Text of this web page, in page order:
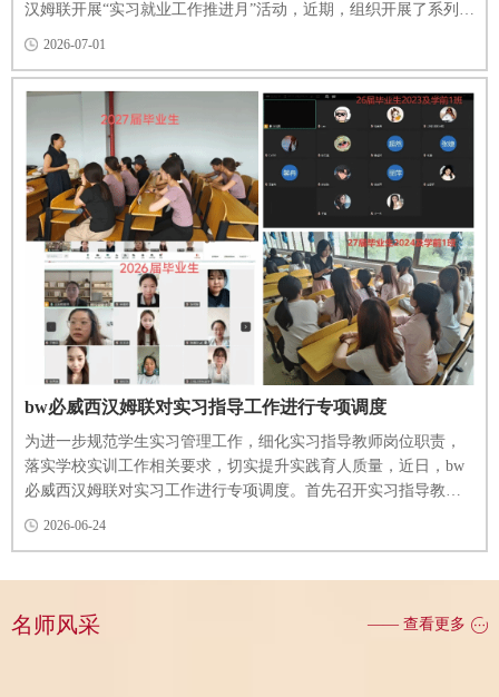
汉姆联开展“实习就业工作推进月”活动，近期，组织开展了系列企
业专场招聘宣讲活动。邀请山东银座·英才幼儿园（集团）、山东
省内外知名幼教机构先后来校，为bw必威西汉姆联学子带来了一
场场精彩的企业宣讲。系列宣讲活动覆盖了学前教育、婴幼儿托
育服务与管理等专业的应届毕业生和即将进入实习岗位的学生，...
2026-07-01
bw必威西汉姆联对实习指导工作进行专项调度
为进一步规范学生实习管理工作，细化实习指导教师岗位职责，
落实学校实训工作相关要求，切实提升实践育人质量，近日，bw
必威西汉姆联对实习工作进行专项调度。首先召开实习指导教师
实习指导教师的工作职责、...
2026-06-24
名师风采 —— 查看更多